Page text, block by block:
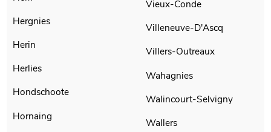
Hergnies
Herin
Herlies
Hondschoote
Hornaing
Vieux-Conde
Villeneuve-D'Ascq
Villers-Outreaux
Wahagnies
Walincourt-Selvigny
Wallers